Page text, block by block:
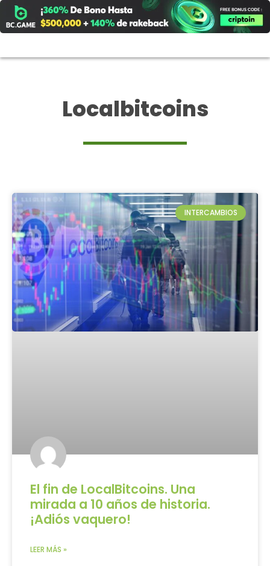
al
contenido
Localbitcoins
INTERCAMBIOS
El fin de LocalBitcoins. Una
mirada a 10 años de historia.
¡Adiós vaquero!
LEER MÁS »